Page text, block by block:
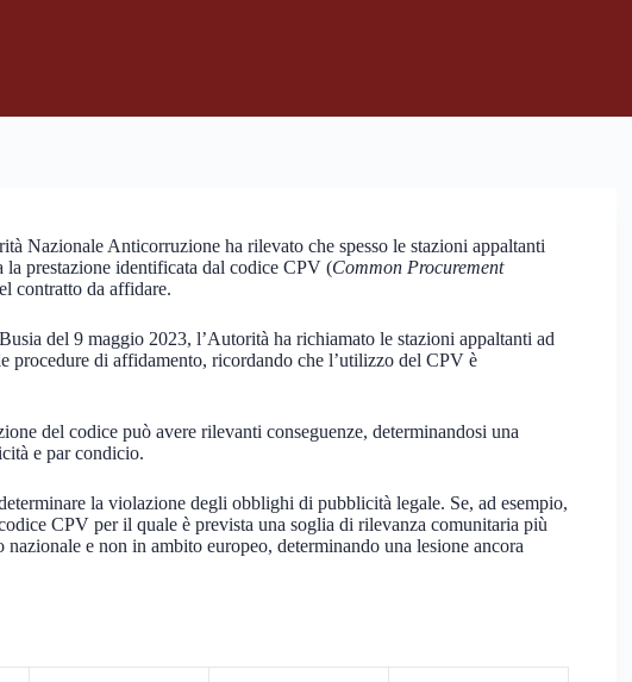
Nazionale Anticorruzione ha rilevato che spesso le stazioni appaltanti
prestazione identificata dal codice CPV (Common Procurement
contratto da affidare.
del 9 maggio 2023, l’Autorità ha richiamato le stazioni appaltanti ad
procedure di affidamento, ricordando che l’utilizzo del CPV è
del codice può avere rilevanti conseguenze, determinandosi una
e par condicio.
la violazione degli obblighi di pubblicità legale. Se, ad esempio,
CPV per il quale è prevista una soglia di rilevanza comunitaria più
e non in ambito europeo, determinando una lesione ancora